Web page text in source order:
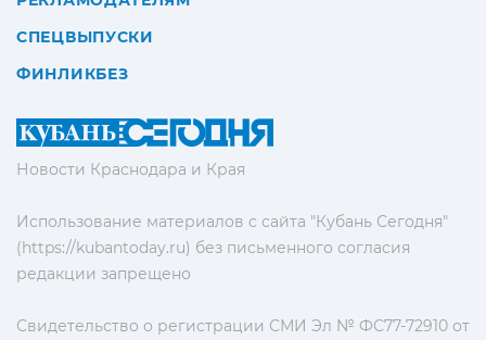
Новости Краснодара и Края
Использование материалов с сайта "Кубань Сегодня"
(https://kubantoday.ru) без письменного согласия
редакции запрещено
Свидетельство о регистрации СМИ Эл № ФС77-72910 от
СПЕЦВЫПУСКИ
ФИНЛИКБЕЗ